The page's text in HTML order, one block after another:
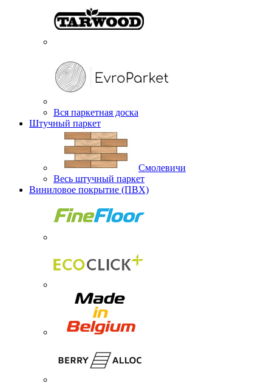
Вся паркетная доска
Штучный паркет
Смолевичи
Весь штучный паркет
Виниловое покрытие (ПВХ)